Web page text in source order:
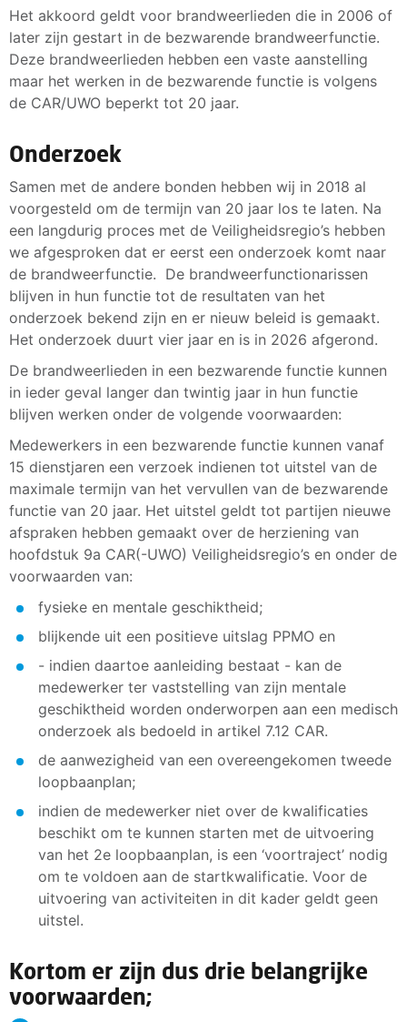
Het akkoord geldt voor brandweerlieden die in 2006 of
later zijn gestart in de bezwarende brandweerfunctie.
Deze brandweerlieden hebben een vaste aanstelling
maar het werken in de bezwarende functie is volgens
de CAR/UWO beperkt tot 20 jaar.
Onderzoek
Samen met de andere bonden hebben wij in 2018 al
voorgesteld om de termijn van 20 jaar los te laten. Na
een langdurig proces met de Veiligheidsregio’s hebben
we afgesproken dat er eerst een onderzoek komt naar
de brandweerfunctie. De brandweerfunctionarissen
blijven in hun functie tot de resultaten van het
onderzoek bekend zijn en er nieuw beleid is gemaakt.
Het onderzoek duurt vier jaar en is in 2026 afgerond.
De brandweerlieden in een bezwarende functie kunnen
in ieder geval langer dan twintig jaar in hun functie
blijven werken onder de volgende voorwaarden:
Medewerkers in een bezwarende functie kunnen vanaf
15 dienstjaren een verzoek indienen tot uitstel van de
maximale termijn van het vervullen van de bezwarende
functie van 20 jaar. Het uitstel geldt tot partijen nieuwe
afspraken hebben gemaakt over de herziening van
hoofdstuk 9a CAR(-UWO) Veiligheidsregio’s en onder de
voorwaarden van:
fysieke en mentale geschiktheid;
blijkende uit een positieve uitslag PPMO en
- indien daartoe aanleiding bestaat - kan de
medewerker ter vaststelling van zijn mentale
geschiktheid worden onderworpen aan een medisch
onderzoek als bedoeld in artikel 7.12 CAR.
de aanwezigheid van een overeengekomen tweede
loopbaanplan;
indien de medewerker niet over de kwalificaties
beschikt om te kunnen starten met de uitvoering
van het 2e loopbaanplan, is een ‘voortraject’ nodig
om te voldoen aan de startkwalificatie. Voor de
uitvoering van activiteiten in dit kader geldt geen
uitstel.
Kortom er zijn dus drie belangrijke
voorwaarden;